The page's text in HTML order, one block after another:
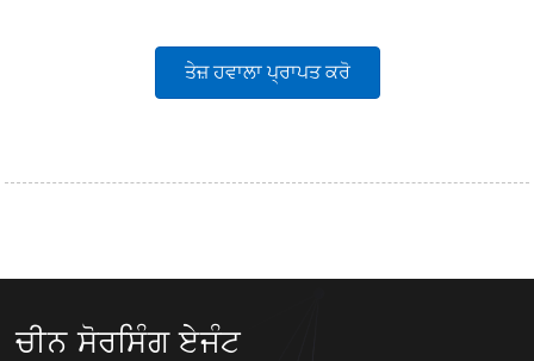
ਤੇਜ਼ ਹਵਾਲਾ ਪ੍ਰਾਪਤ ਕਰੋ
ਚੀਨ ਸੋਰਸਿੰਗ ਏਜੰਟ